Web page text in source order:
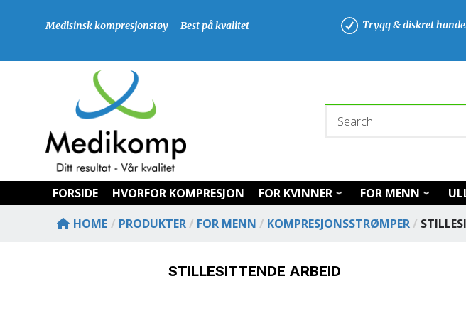
Medisinsk kompresjonstøy – Best på kvalitet Trygg & diskret
Search
FORSIDE HVORFOR KOMPRESJON FOR KVINNER FOR MENN
HOME / PRODUKTER/ FOR MENN / KOMPRESJONSSTRØMPER/
STILLESITTENDE ARBEID